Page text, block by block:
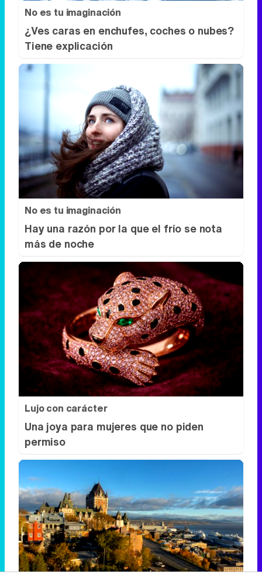
No es tu imaginación
¿Ves caras en enchufes, coches o nubes?
Tiene explicación
No es tu imaginación
Hay una razón por la que el frío se nota
más de noche
Lujo con carácter
Una joya para mujeres que no piden
permiso